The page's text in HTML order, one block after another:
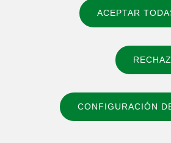
© 2026 Iberdrola,
Política de privacidadInformación
Configuración de cookies
ACEPTAR
CONFIGURACIÓN